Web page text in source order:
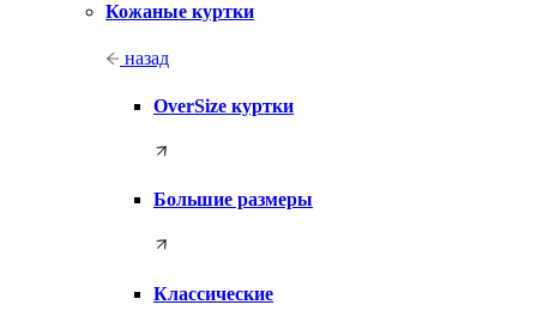
Кожаные куртки
назад
OverSize куртки
Большие размеры
Классические